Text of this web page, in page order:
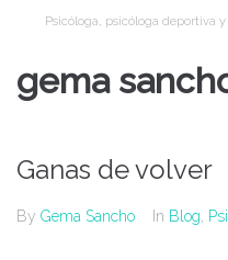
Psicóloga, psicóloga deportiva
gema
Ganas de volver
By Gema Sancho In Blog